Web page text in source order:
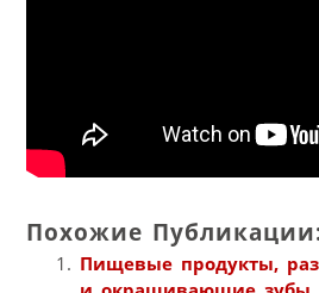
Похожие
Пищевые продукты,